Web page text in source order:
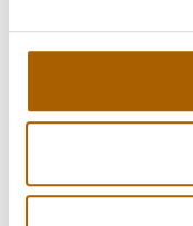
tiedossa. Tervetuloa!
seurakunnan